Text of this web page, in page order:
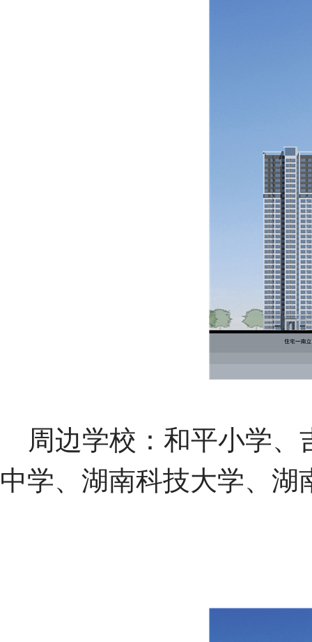
周边学校：和平小学、
中学、湖南科技大学、湖